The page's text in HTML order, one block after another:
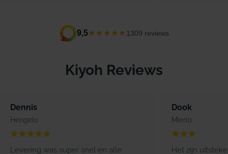
9,5★★★★★ 1309 reviews
Kiyoh Reviews
Dennis
Hengelo
Levering was super snel en alle
Dook
Mierlo
Het zijn